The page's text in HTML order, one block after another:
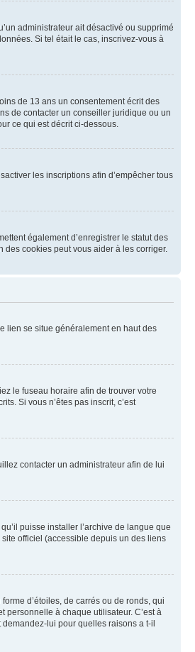
administrateur ait désactivé ou supprimé
Si tel était le cas, inscrivez-vous à
de 13 ans un consentement écrit des
de contacter un conseiller juridique ou un
ce qui est décrit ci-dessous.
les inscriptions afin d’empêcher tous
également d’enregistrer le statut des
cookies peut vous aider à les corriger.
lien se situe généralement en haut des
le fuseau horaire afin de trouver votre
Si vous n’êtes pas inscrit, c’est
contacter un administrateur afin de lui
puisse installer l’archive de langue que
officiel (accessible depuis un des liens
d’étoiles, de carrés ou de ronds, qui
personnelle à chaque utilisateur. C’est à
demandez-lui pour quelles raisons a t-il